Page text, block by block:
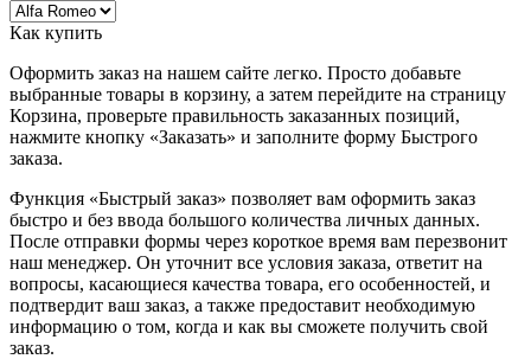
Как купить
Оформить заказ на нашем сайте легко. Просто добавьте
выбранные товары в корзину, а затем перейдите на страницу
Корзина, проверьте правильность заказанных позиций,
нажмите кнопку «Заказать» и заполните форму Быстрого
заказа.
Функция «Быстрый заказ» позволяет вам оформить заказ
быстро и без ввода большого количества личных данных.
После отправки формы через короткое время вам перезвонит
наш менеджер. Он уточнит все условия заказа, ответит на
вопросы, касающиеся качества товара, его особенностей, и
подтвердит ваш заказ, а также предоставит необходимую
информацию о том, когда и как вы сможете получить свой
заказ.